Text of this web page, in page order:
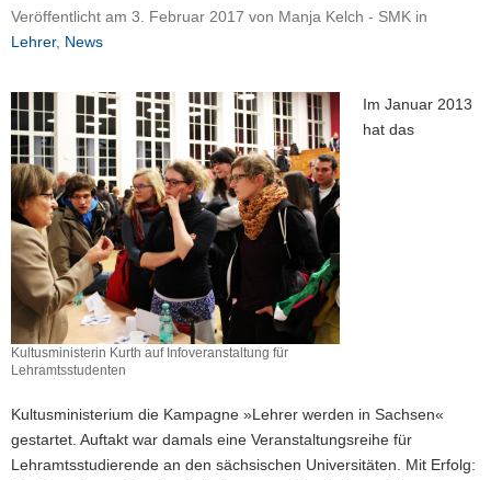
e
i
e
d
e
N
a
v
i
g
t
i
n
Veröffentlicht am 3. Februar 2017 von Manja Kelch - SMK in
Lehrer, News
Kultusministerin Kurth auf Infoveranstaltung für
Lehramtsstudenten
Im Januar 2013
hat das
Kultusministerium die Kampagne »Lehrer werden in Sachsen«
gestartet. Auftakt war damals eine Veranstaltungsreihe für
Lehramtsstudierende an den sächsischen Universitäten. Mit Erfolg: